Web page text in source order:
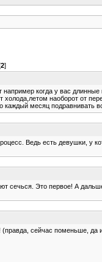
2]
когда у вас
наоборот от
месяц подравнивать
Ведь есть девушки, у
сечься. Это первое! А
сейчас поменьше,